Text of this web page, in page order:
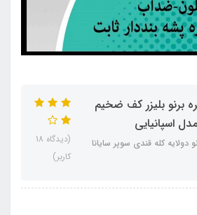
مسافرتی 8 نفره برنو بلیزر کف ضخیم
اسپانیایی
کله قندی سوپر سایانا
(دیدگاه 18
کاربر)